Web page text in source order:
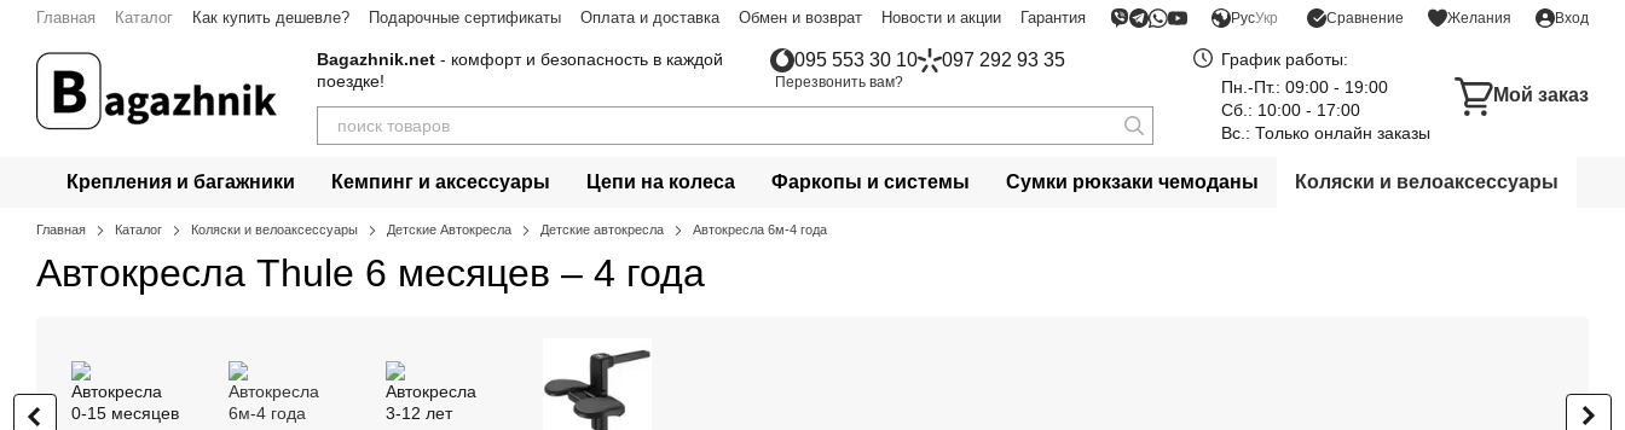
Перейти к основному контенту
Главная Каталог Как купить дешевле? Подарочные сертификаты Оплата и доставка Обмен и возврат Новости и акции
Гарантия
РусУкр Сравнение Желания Вход
Bagazhnik.net - комфорт и безопасность в каждой
поездке!
095 553 30 10 097 292 93 35
Перезвонить вам?
График работы:
Пн.-Пт.: 09:00 - 19:00
Сб.: 10:00 - 17:00
Вс.: Только онлайн заказы
Мой заказ
Крепления и багажники Кемпинг и аксессуары Цепи на колеса Фаркопы и системы Сумки рюкзаки чемоданы Коляски и велоаксессуары
Главная Каталог Коляски и велоаксессуары Детские Автокресла Детские автокресла Автокресла 6м-4 года
Автокресла Thule 6 месяцев – 4 года